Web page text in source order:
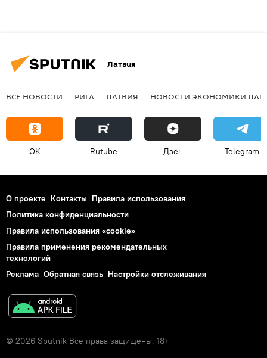
Латвия
ВСЕ НОВОСТИ РИГА ЛАТВИЯ НОВОСТИ ЭКОНОМИКИ
OK Rutube Дзен Telegram
О проекте Контакты Правила использования
Политика конфиденциальности
Правила использования «cookie»
Правила применения рекомендательных
технологий
Реклама Обратная связь Настройки отслеживания
© 2026 Sputnik Все права защищены. 18+